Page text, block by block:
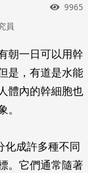
瀏覽
9965
員
朝一日可以用幹
是，有道是水能
體內的幹細胞也
。
化成許多種不同
。它們通常隨著